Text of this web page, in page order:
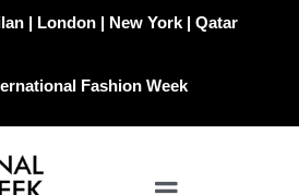
| London | New York | Qatar
Fashion Week